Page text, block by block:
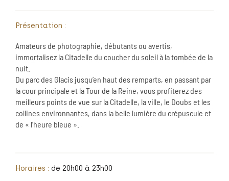
Présentation :
Amateurs de photographie, débutants ou avertis,
immortalisez la Citadelle du coucher du soleil à la tombée de la
nuit.
Du parc des Glacis jusqu’en haut des remparts, en passant par
la cour principale et la Tour de la Reine, vous profiterez des
meilleurs points de vue sur la Citadelle, la ville, le Doubs et les
collines environnantes, dans la belle lumière du crépuscule et
de « l’heure bleue ».
Horaires : de 20h00 à 23h00